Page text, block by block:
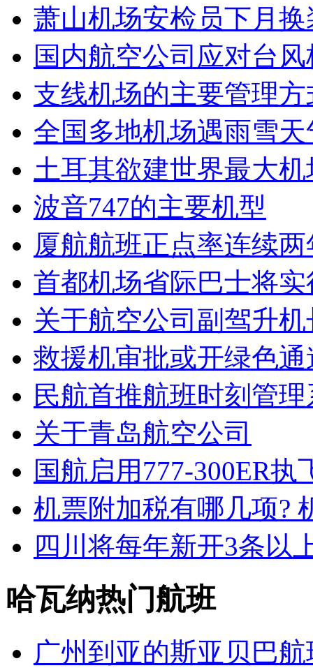
萧山机场安检员下月
国内航空公司应对台
支线机场的主要管理方
全国多地机场遇雨雪
土耳其欲建世界最大
波音747的主要机型
厦航航班正点率连续
首都机场省际巴士将
关于航空公司副驾升
救援机审批或开绿色通
民航首推航班时刻管
关于青岛航空公司
国航启用777-300ER执
机票附加税有哪几项?
四川将每年新开3条以
哈瓦纳热门航班
广州到亚的斯亚贝巴航